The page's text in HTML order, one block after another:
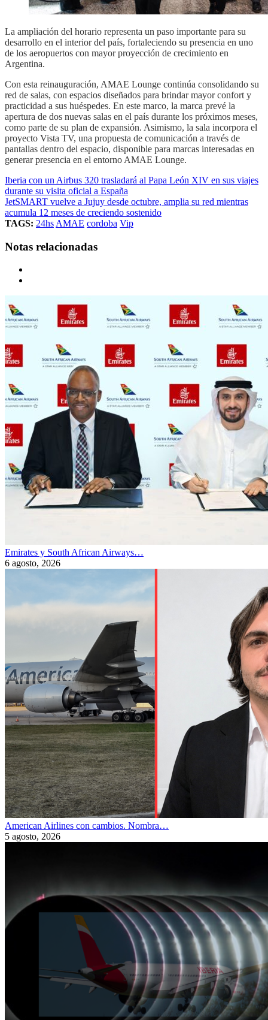
La ampliación del horario representa un paso importante para su
desarrollo en el interior del país, fortaleciendo su presencia en uno
de los aeropuertos con mayor proyección de crecimiento en
Argentina.
Con esta reinauguración, AMAE Lounge continúa consolidando su
red de salas, con espacios diseñados para brindar mayor confort y
practicidad a sus huéspedes. En este marco, la marca prevé la
apertura de dos nuevas salas en el país durante los próximos meses,
como parte de su plan de expansión. Asimismo, la sala incorpora el
proyecto Vista TV, una propuesta de comunicación a través de
pantallas dentro del espacio, disponible para marcas interesadas en
generar presencia en el entorno AMAE Lounge.
Iberia con un Airbus 320 trasladará al Papa León XIV en sus viajes
durante su visita oficial a España
JetSMART vuelve a Jujuy desde octubre, amplia su red mientras
acumula 12 meses de creciendo sostenido
TAGS: 24hs AMAE cordoba Vip
Notas relacionadas
Emirates y South African Airways…
6 agosto, 2026
American Airlines con cambios. Nombra…
5 agosto, 2026